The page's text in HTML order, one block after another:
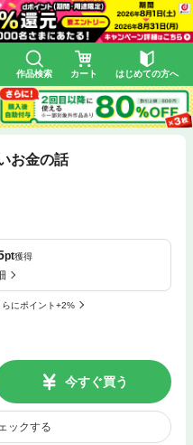
作品検索 カート はじめての方へ
お金の話
pt獲得
にポイント+2%
今すぐ買う
ックする